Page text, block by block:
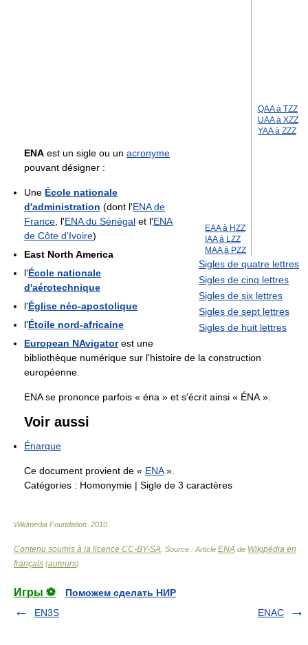
EAA à HZZ
IAA à LZZ
MAA à PZZ
QAA à TZZ
UAA à XZZ
YAA à ZZZ
Sigles de quatre lettres
Sigles de cinq lettres
Sigles de six lettres
Sigles de sept lettres
Sigles de huit lettres
ENA est un sigle ou un acronyme
pouvant désigner :
Une École nationale
d'administration (dont l'ENA de
France , l'ENA du Sénégal et l'ENA
de Côte d'Ivoire)
East North America
l'École nationale
d'aérotechnique
l'Église néo-apostolique
l'Étoile nord-africaine
European NAvigatorest une
bibliothèque numérique sur l'histoire de la construction
européenne.
ENA se prononce parfois « éna » et s'écrit ainsi « ÉNA ».
Voir aussi
Énarque
Ce document provient de « ENA».
Catégories : Homonymie | Sigle de 3 caractères
Wikimedia Foundation 2010
Contenu soumis à la licence CC-BY-SA . Source : Article ENA de Wikipédia en
français (auteurs)
Игры ⚽
Поможем сделать НИР
EN3S
ENAC